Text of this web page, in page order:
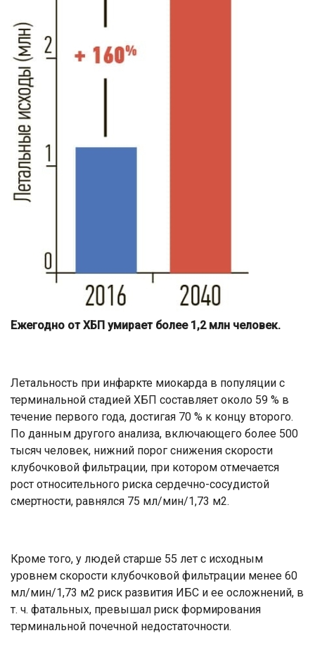
Ежегодно от ХБП умирает более 1,2 млн человек.
Летальность при инфаркте миокарда в популяции с
терминальной стадией ХБП составляет около 59 % в
течение первого года, достигая 70 % к концу второго.
По данным другого анализа, включающего более 500
тысяч человек, нижний порог снижения скорости
клубочковой фильтрации, при котором отмечается
рост относительного риска сердечно-сосудистой
смертности, равнялся 75 мл/мин/1,73 м2.
Кроме того, у людей старше 55 лет с исходным
уровнем скорости клубочковой фильтрации менее 60
мл/мин/1,73 м2 риск развития ИБС и ее осложнений, в
т. ч. фатальных, превышал риск формирования
терминальной почечной недостаточности.